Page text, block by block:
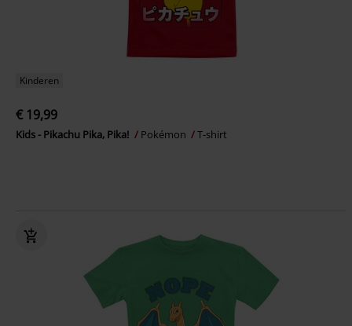
Kinderen
€ 19,99
Kids - Pikachu Pika, Pika! Pokémon T-shirt